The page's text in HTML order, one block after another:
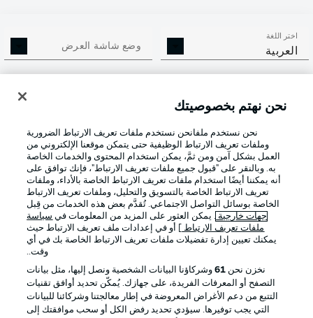
اختر اللغة
العربية وضع شاشة العرض
تسجيل الدخول
Football as it's meant to be
تطبيق الدوري الألماني
نحن نهتم بخصوصيتك
نحن نستخدم ملفانحن نستخدم ملفات تعريف الارتباط الضرورية
وملفات تعريف الارتباط الوظيفية حتى يتمكن موقعنا الإلكتروني من
العمل بشكل آمن ومن ثمَّ، يمكن استخدام المحتوى والخدمات الخاصة
به. وبالنقر على "قبول جميع ملفات تعريف الارتباط"، فإنك توافق على
أنه يمكننا أيضًا استخدام ملفات تعريف الارتباط الخاصة بالأداء، وملفات
تعريف الارتباط الخاصة بالتسويق والتحليل، وملفات تعريف الارتباط
الخاصة بوسائل التواصل الاجتماعي. تُقدَّم بعض هذه الخدمات من قِبل
جهات خارجية . يمكن العثور على المزيد من المعلومات في سياسة
ملفات تعريف الارتباط
] أو في إعدادات ملف تعريف الارتباط حيث
يمكنك تعيين إدارة تفضيلات ملفات تعريف الارتباط الخاصة بك في أي
وقت..
نخزن نحن 61وشركاؤنا البيانات الشخصية ونصل إليها، مثل بيانات
التصفح أو المعرفات الفريدة، على جهازك. يُمكّن تحديد أوافق تقنيات
التتبع من دعم الأغراض المعروضة في إطار معالجتنا وشركائنا للبيانات
التي يجب توفيرها. سيؤدي تحديد رفض الكل أو سحب موافقتك إلى